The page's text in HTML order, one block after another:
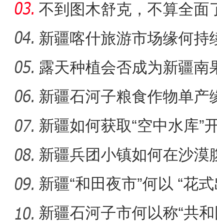
新疆维吾尔自治区第十四届
不到图木舒克，不算全面
团
新疆喀什旅游市场缘何持
露天种植会否成为新疆南
新疆石河子粮食作物单产
新疆如何获取“空中水库”
新疆兵团小镇如何在沙漠
迹”？
新疆“和田夜市”何以 “花
新疆石河子市何以称“共